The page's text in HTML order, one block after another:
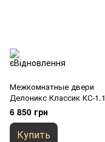
Межкомнатные двери
Делоникс Классик КС-1.1
6 850 грн
Купить